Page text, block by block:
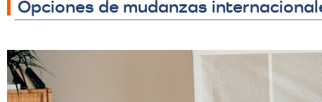
Opciones de mudanzas